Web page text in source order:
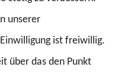
„Nur mit Verlässlichkeit,
lassen sich
unserer
ist freiwillig.
über das den Punkt